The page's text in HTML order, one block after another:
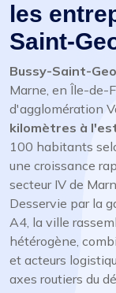
les
Saint-
Bussy-Saint-
Marne, en Île-de-
d'agglomération
kilomètres à
100 habitants
une croissance
secteur IV de
Desservie par la
A4, la ville
hétérogène,
et acteurs
axes routiers du